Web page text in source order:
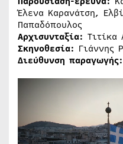
Έλενα Καρανάτση,
Παπαδόπουλος
Αρχισυνταξία: Τιτίκα
Σκηνοθεσία: Γιάννης
Διεύθυνση παραγωγής: